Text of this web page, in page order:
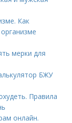
Как
мерки для
БЖУ
Правила
онлайн.